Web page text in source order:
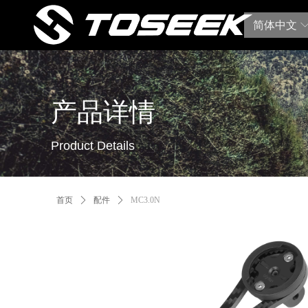
简体中文
产品详情
Product Details
首页 ꄲ 配件 ꄲ MC3.0N